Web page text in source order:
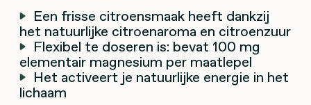
Een frisse citroensmaak heeft dankzij
het natuurlijke citroenaroma en citroenzuur
Flexibel te doseren is: bevat 100 mg
elementair magnesium per maatlepel
Het activeert je natuurlijke energie in het
lichaam